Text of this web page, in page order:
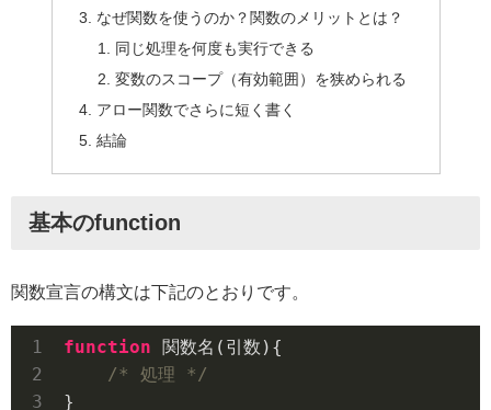
なぜ関数を使うのか？関数のメリットとは？
同じ処理を何度も実行できる
変数のスコープ（有効範囲）を狭められる
アロー関数でさらに短く書く
結論
基本のfunction
関数宣言の構文は下記のとおりです。
function 関数名( 引数 ) {
/* 処理 */